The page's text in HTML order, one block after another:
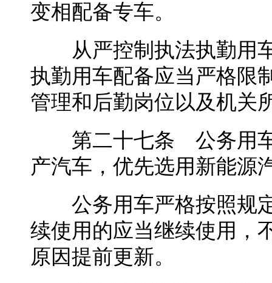
变相配备专车。
从严控制执法执勤用车
执勤用车配备应当严格限
管理和后勤岗位以及机关
第二十七条 公务用车
产汽车，优先选用新能源
公务用车严格按照规定
续使用的应当继续使用，
原因提前更新。